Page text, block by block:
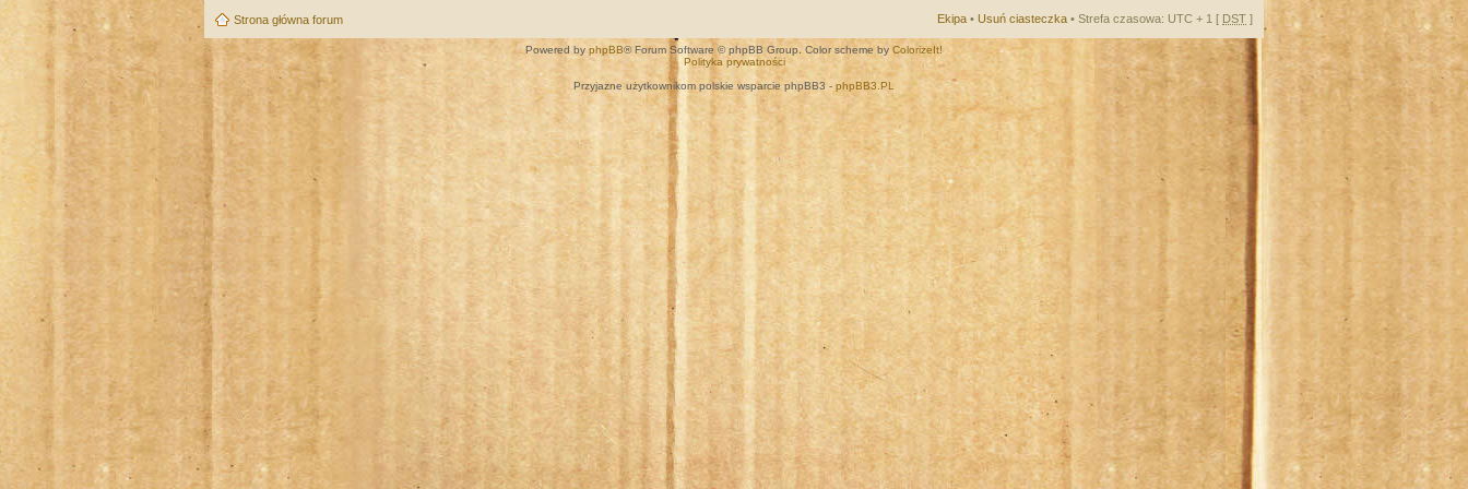
Strona główna forum Ekipa • Usuń ciasteczka • Strefa czasowa: UTC + 1 [ DST ]
Powered by phpBB® Forum Software © phpBB Group. Color scheme by ColorizeIt!
Polityka prywatności
Przyjazne użytkownikom polskie wsparcie phpBB3 - phpBB3.PL